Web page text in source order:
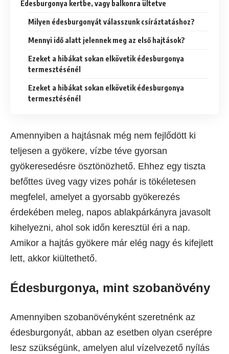
Édesburgonya kertbe, vagy balkonra ültetve
Milyen édesburgonyát válasszunk csíráztatáshoz?
Mennyi idő alatt jelennek meg az első hajtások?
Ezeket a hibákat sokan elkövetik édesburgonya
termesztésénél
Ezeket a hibákat sokan elkövetik édesburgonya
termesztésénél
Amennyiben a hajtásnak még nem fejlődött ki
teljesen a gyökere, vízbe téve gyorsan
gyökeresedésre ösztönözhető. Ehhez egy tiszta
befőttes üveg vagy vizes pohár is tökéletesen
megfelel, amelyet a gyorsabb gyökerezés
érdekében meleg, napos ablakpárkányra javasolt
kihelyezni, ahol sok időn keresztül éri a nap.
Amikor a hajtás gyökere már elég nagy és kifejlett
lett, akkor kiültethető.
Édesburgonya, mint szobanövény
Amennyiben szobanövényként szeretnénk az
édesburgonyát, abban az esetben olyan cserépre
lesz szükségünk, amelyen alul vízelvezető nyílás